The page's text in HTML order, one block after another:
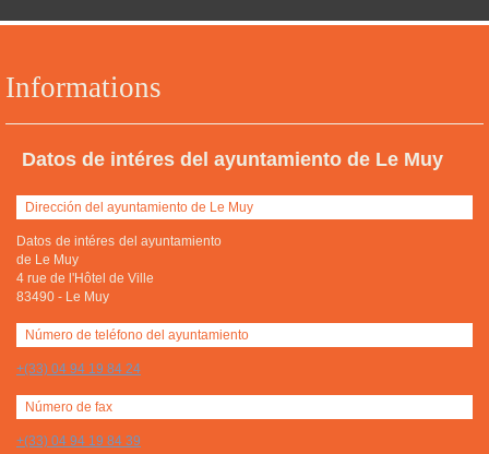
Informations
Datos de intéres del ayuntamiento de Le Muy
Dirección del ayuntamiento de Le Muy
Datos de intéres del ayuntamiento
de Le Muy
4 rue de l'Hôtel de Ville
83490 - Le Muy
Número de teléfono del ayuntamiento
+(33) 04 94 19 84 24
Número de fax
+(33) 04 94 19 84 39